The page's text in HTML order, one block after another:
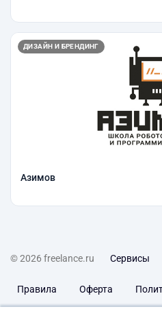
ДИЗАЙН И БРЕНДИНГ
Азимов
© 2026 freelance.ru Сервисы
Правила Оферта